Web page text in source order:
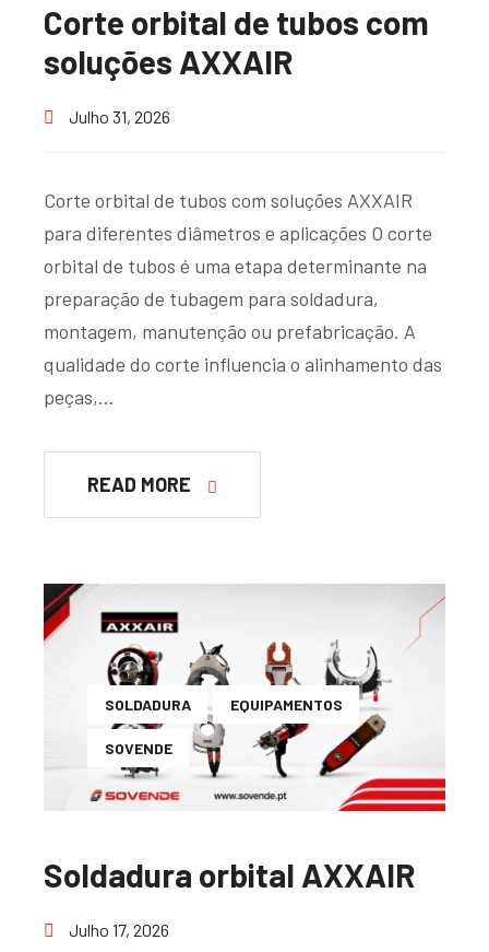
Corte orbital de tubos com
soluções AXXAIR
Julho 31, 2026
Corte orbital de tubos com soluções AXXAIR
para diferentes diâmetros e aplicações O corte
orbital de tubos é uma etapa determinante na
preparação de tubagem para soldadura,
montagem, manutenção ou prefabricação. A
qualidade do corte influencia o alinhamento das
peças,…
READ MORE
SOLDADURA EQUIPAMENTOS
SOVENDE
Soldadura orbital AXXAIR
Julho 17, 2026